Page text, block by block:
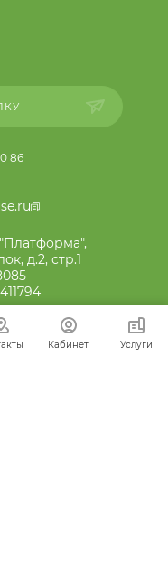
86
д.2, стр.1
Кабинет Услуги